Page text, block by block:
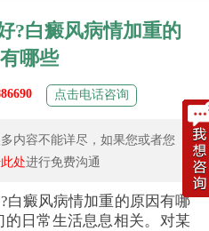
?白癜风病情加重的
哪些
点击电话咨询
内容不能详尽，如果您或者您
处进行免费沟通
癜风病情加重的原因有哪
日常生活息息相关。对某